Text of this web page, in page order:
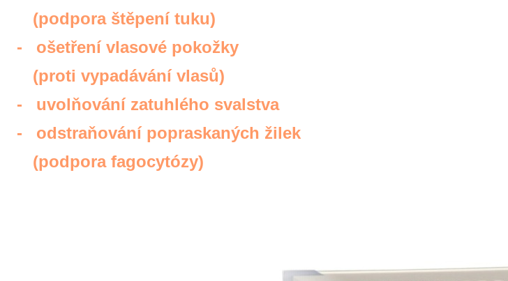
(podpora štěpení tuku)
-
ošetření vlasové pokožky
(proti vypadávání vlasů)
-
uvolňování zatuhlého svalstva
-
odstraňování popraskaných žilek
(podpora fagocytózy)